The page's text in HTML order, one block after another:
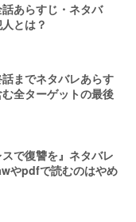
あらすじ・ネタバ
とは？
話までネタバレあらす
全ターゲットの最後
で復讐を』ネタバレ
やpdfで読むのはやめ